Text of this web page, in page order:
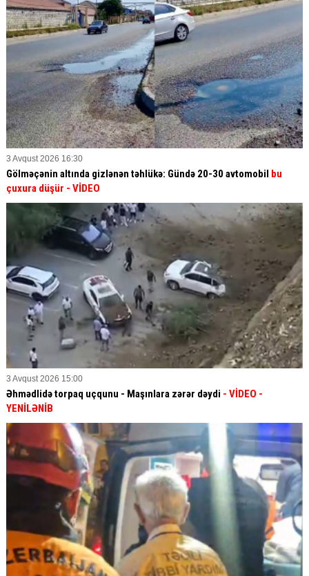
3 Avqust 2026 16:30
Gölməçənin altında gizlənən təhlükə: Gündə 20-30 avtomobil bu
çuxura düşür - VİDEO
3 Avqust 2026 15:00
Əhmədlidə torpaq uçqunu - Maşınlara zərər dəydi - VİDEO -
YENİLƏNİB